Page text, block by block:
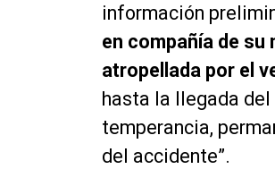
información
en compañía de su
atropellada por el
hasta la llegada
temperancia,
del accidente”.